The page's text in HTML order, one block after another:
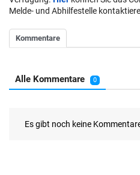
Melde- und Abhilfestelle